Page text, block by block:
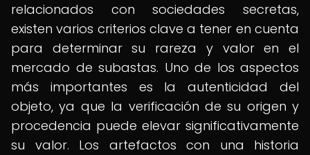
relacionados con sociedades secretas,
existen varios criterios clave a tener en cuenta
para determinar su rareza y valor en el
mercado de subastas. Uno de los aspectos
más importantes es la autenticidad del
objeto, ya que la verificación de su origen y
procedencia puede elevar significativamente
su valor. Los artefactos con una historia